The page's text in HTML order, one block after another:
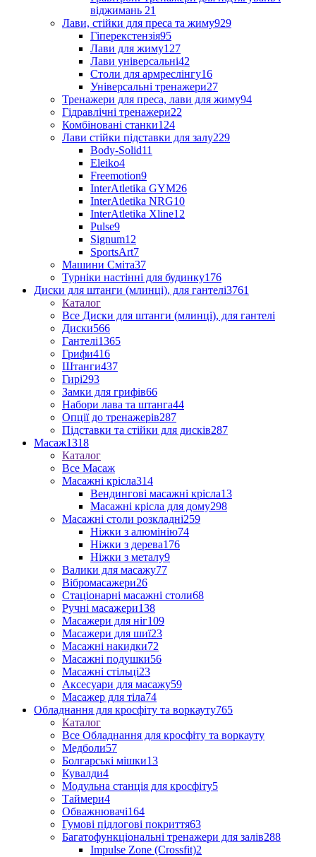
віджимань 21
Лави, стійки для преса та жиму929
Гіперекстензія95
Лави для жиму127
Лави універсальні42
Столи для армреслінгу16
Універсальні тренажери27
Тренажери для преса, лави для жиму94
Гідравлічні тренажери22
Комбіновані станки124
Лави стійки підставки для залу229
Body-Solid11
Eleiko4
Freemotion9
InterAtletika GYM26
InterAtletika NRG10
InterAtletika Xline12
Pulse9
Signum12
SportsArt7
Машини Сміта37
Турніки настінні для будинку176
Диски для штанги (млинці), для гантелі3761
Каталог
Все Диски для штанги (млинці), для гантелі
Диски566
Гантелі1365
Грифи416
Штанги437
Гирі293
Замки для грифів66
Набори лава та штанга44
Опції до тренажерів287
Підставки та стійки для дисків287
Масаж1318
Каталог
Все Масаж
Масажні крісла314
Вендингові масажні крісла13
Масажні крісла для дому298
Масажні столи розкладні259
Ніжки з алюмінію74
Ніжки з дерева176
Ніжки з металу9
Валики для масажу77
Вібромасажери26
Стаціонарні масажні столи68
Ручні масажери138
Масажери для ніг109
Масажери для шиї23
Масажні накидки72
Масажні подушки56
Масажні стільці23
Аксесуари для масажу59
Масажер для тіла74
Обладнання для кросфіту та воркауту765
Каталог
Все Обладнання для кросфіту та воркауту
Медболи57
Болгарські мішки13
Кувалди4
Модульна станція для кросфіту5
Таймери4
Обважнювачі164
Гумові підлогові покриття63
Багатофункціональні тренажери для залів288
Impulse Zone (Crossfit)2